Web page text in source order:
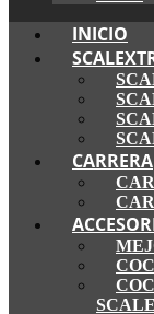
INICIO
CARRERA